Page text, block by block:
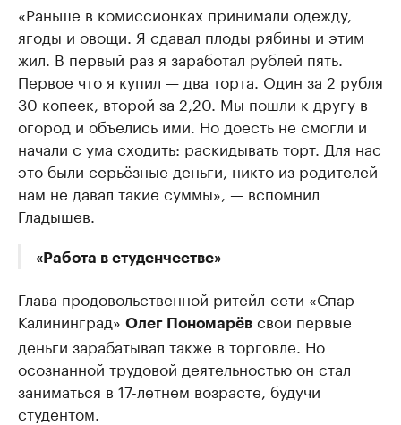
«Раньше в комиссионках принимали одежду,
ягоды и овощи. Я сдавал плоды рябины и этим
жил. В первый раз я заработал рублей пять.
Первое что я купил — два торта. Один за 2 рубля
30 копеек, второй за 2,20. Мы пошли к другу в
огород и объелись ими. Но доесть не смогли и
начали с ума сходить: раскидывать торт. Для нас
это были серьёзные деньги, никто из родителей
нам не давал такие суммы», — вспомнил
Гладышев.
«Работа в студенчестве»
Глава продовольственной ритейл-сети «Спар-
Калининград» Олег Пономарёв свои первые
деньги зарабатывал также в торговле. Но
осознанной трудовой деятельностью он стал
заниматься в 17-летнем возрасте, будучи
студентом.